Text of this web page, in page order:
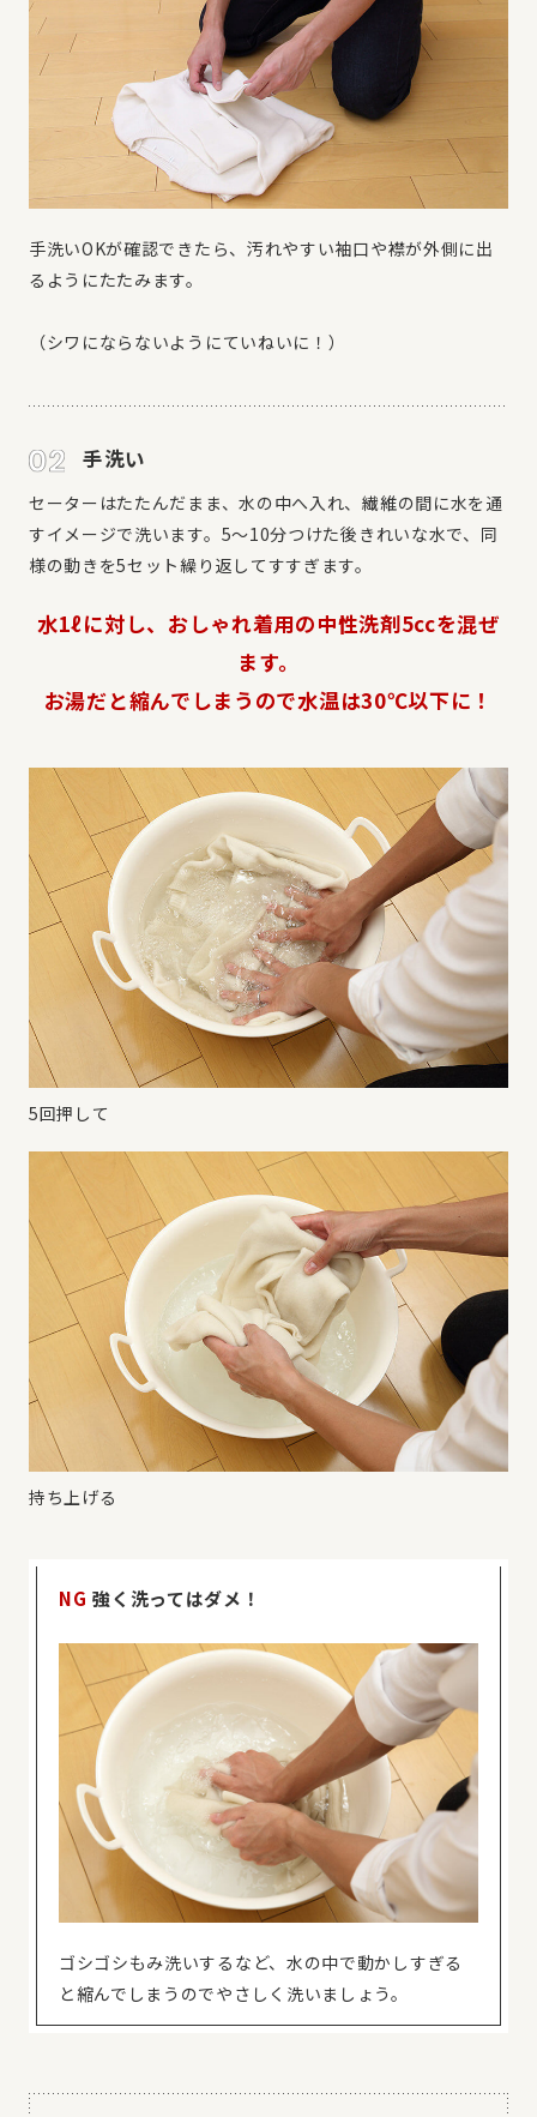
手洗いOKが確認できたら、汚れやすい袖口や襟が外側に出
るようにたたみます。
（シワにならないようにていねいに！）
手洗い
セーターはたたんだまま、水の中へ入れ、繊維の間に水を通
すイメージで洗います。5～10分つけた後きれいな水で、同
様の動きを5セット繰り返してすすぎます。
水1ℓに対し、おしゃれ着用の中性洗剤5ccを混ぜ
ます。
お湯だと縮んでしまうので水温は30℃以下に！
5回押して
持ち上げる
NG 強く洗ってはダメ！
ゴシゴシもみ洗いするなど、水の中で動かしすぎる
と縮んでしまうのでやさしく洗いましょう。